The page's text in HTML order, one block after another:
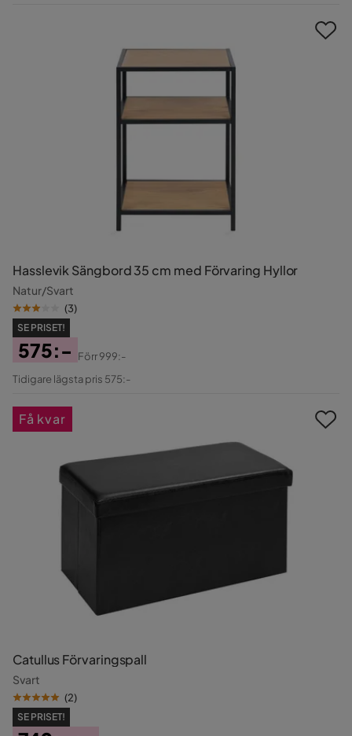
Hasslevik Sängbord 35 cm med Förvaring Hyllor
Natur/Svart
(3)
SE PRISET!
Pris
575:-
Original
Förr999:-
Tidigare lägsta pris 575:-
Catullus Förvaringspall
Svart
(2)
SE PRISET!
Få kvar